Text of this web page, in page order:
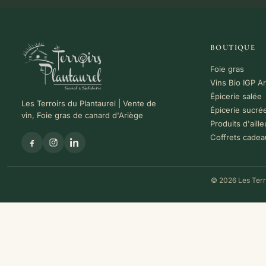
Les Terroirs du Plantaurel | Vente de
vin, Foie gras de canard d'Ariège
BOUTIQUE
Foie gras
Vins Bio IGP
Épicerie salée
Épicerie
Produits
Coffrets
© 2026 Les